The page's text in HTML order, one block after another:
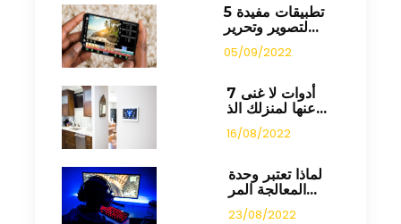
5 تطبيقات مفيدة
لتصوير وتحرير...
05/09/2022
7 أدوات لا غنى
عنها لمنزلك الذ...
16/08/2022
لماذا تعتبر وحدة
المعالجة المر...
23/08/2022